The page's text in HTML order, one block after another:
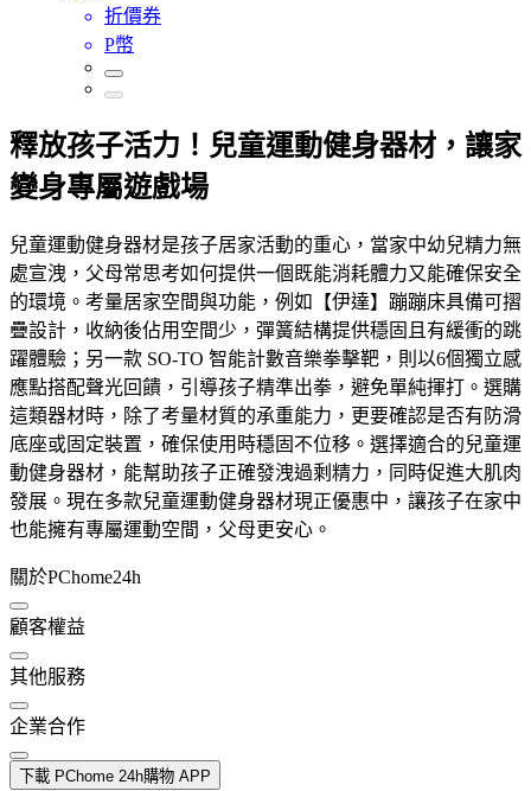
折價券
P幣
釋放孩子活力！兒童運動健身器材，讓家
變身專屬遊戲場
兒童運動健身器材是孩子居家活動的重心，當家中幼兒精力無
處宣洩，父母常思考如何提供一個既能消耗體力又能確保安全
的環境。考量居家空間與功能，例如【伊達】蹦蹦床具備可摺
疊設計，收納後佔用空間少，彈簧結構提供穩固且有緩衝的跳
躍體驗；另一款 SO-TO 智能計數音樂拳擊靶，則以6個獨立感
應點搭配聲光回饋，引導孩子精準出拳，避免單純揮打。選購
這類器材時，除了考量材質的承重能力，更要確認是否有防滑
底座或固定裝置，確保使用時穩固不位移。選擇適合的兒童運
動健身器材，能幫助孩子正確發洩過剩精力，同時促進大肌肉
發展。現在多款兒童運動健身器材現正優惠中，讓孩子在家中
也能擁有專屬運動空間，父母更安心。
關於PChome24h
顧客權益
其他服務
企業合作
下載 PChome 24h購物 APP